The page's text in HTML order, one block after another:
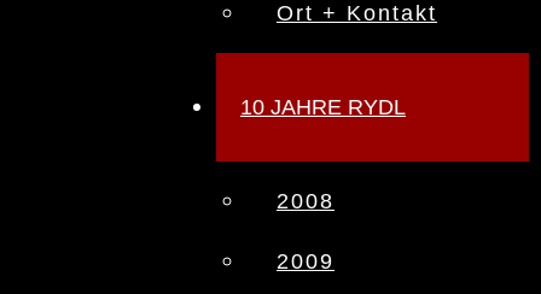
Ort + Kontakt
10 JAHRE RYDL
2008
2009